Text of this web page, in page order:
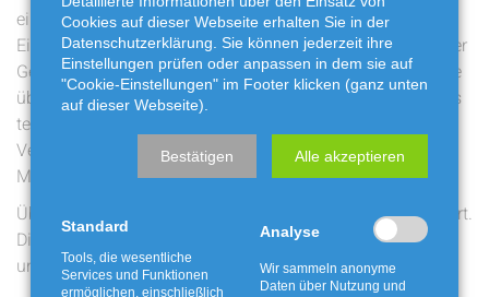
eingereicht werden. Nach Ablauf der Frist prüfen wir die
Einsendungen auf Einhaltung der Kriterien. Die Ziehung der
Gewinner ist für Freitag, 26. Juni, vorgesehen und wird live
übertragen. Die genaue Uhrzeit und Plattform des Streams
teilen wir rechtzeitig mit. Vielleicht macht ihr mit eurem
Verein ja ein kleines Happening draus und fiebert mit den
Mitgliedern im Vereinsheim live mit.
Übrigens: Die Aktion wird nicht aus den Entgelten finanziert.
Die Mittel kommen aus dem rein gewerblichen Bereich
unseres Unternehmens.
Cookies auf dieser Webseite erhalten Sie in der
Datenschutzerklärung. Sie können jederzeit ihre
Einstellungen prüfen oder anpassen in dem sie auf
"Cookie-Einstellungen" im Footer klicken (ganz unten
auf dieser Webseite).
Bestätigen Alle akzeptieren
Standard
Tools, die wesentliche
Services und Funktionen
ermöglichen, einschließlich
Analyse
Wir sammeln anonyme
Daten über Nutzung und